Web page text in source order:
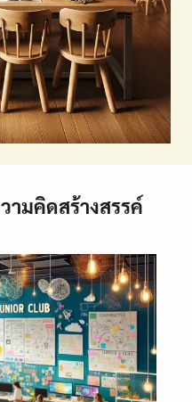
ามคิดสร้างสรรค์